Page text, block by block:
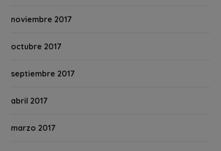
noviembre 2017
octubre 2017
septiembre 2017
abril 2017
marzo 2017